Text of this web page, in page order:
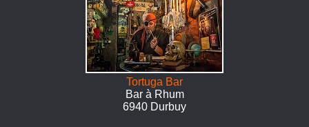
Tortuga Bar
Bar à Rhum
6940 Durbuy